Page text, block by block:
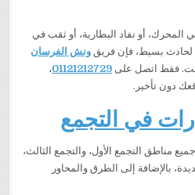
أو نفاد البطارية، أو ثقب في
لحادث بسيط، فإن فريقونش الفرسان
فقط اتصل على01121212729،
دون تأخير.
في التجمع
جميع مناطق التجمع الأول، والتجمع الثالث،
بالإضافة إلى الطرق والمحاور